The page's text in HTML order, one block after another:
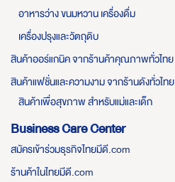
อาหารว่าง ขนมหวาน เครื่องดื่ม
เครื่องปรุงและวัตถุดิบ
สินค้าออร์แกนิค จากร้านค้าคุณภาพทั่วไทย
สินค้าแฟชั่นและความงาม จากร้านดังทั่วไทย
สินค้าเพื่อสุขภาพ สำหรับแม่และเด็ก
Business Care Center
สมัครเข้าร่วมธุรกิจไทยมีดี.com
ร้านค้าในไทยมีดี.com